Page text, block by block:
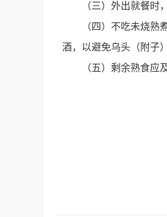
（三）外出就餐时
（四）不吃未烧
酒，以避免乌头（附子
（五）剩余熟食应